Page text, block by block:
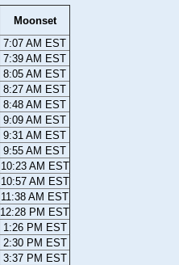
Moonset
7:07 AM EST
7:39 AM EST
8:05 AM EST
8:27 AM EST
8:48 AM EST
9:09 AM EST
9:31 AM EST
9:55 AM EST
10:23 AM EST
10:57 AM EST
11:38 AM EST
12:28 PM EST
1:26 PM EST
2:30 PM EST
3:37 PM EST